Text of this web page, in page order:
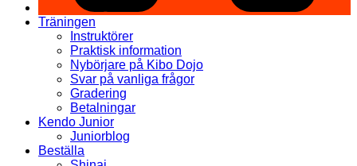
Träningen
Instruktörer
Praktisk information
Nybörjare på Kibo Dojo
Svar på vanliga frågor
Gradering
Betalningar
Kendo Junior
Juniorblog
Beställa